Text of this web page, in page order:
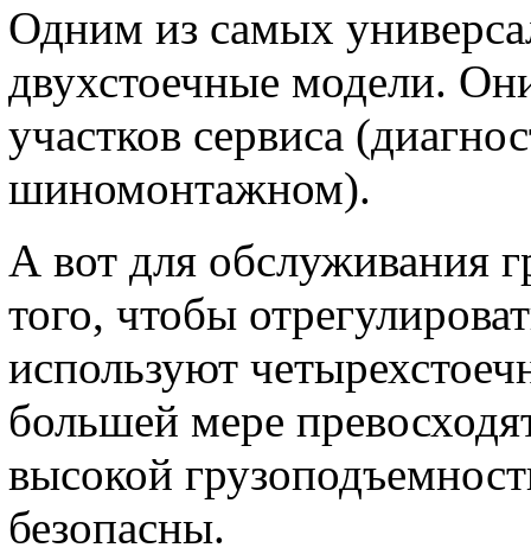
Одним из самых
двухстоечные модели.
участков сервиса
шиномонтажном).
А вот для обслуживания
того, чтобы
используют
большей мере
высокой
безопасны.